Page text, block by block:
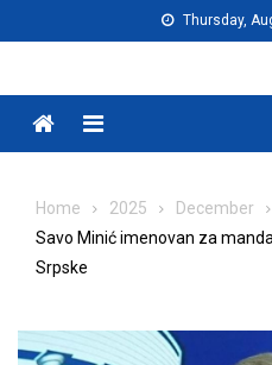
to
Thursday,
Menu
Home 2025 December
Savo Minić imenovan za
Srpske